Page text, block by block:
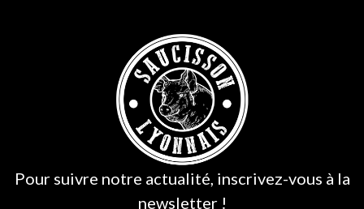
235 avis
Pour suivre notre actualité, inscrivez-vous à la
newsletter !